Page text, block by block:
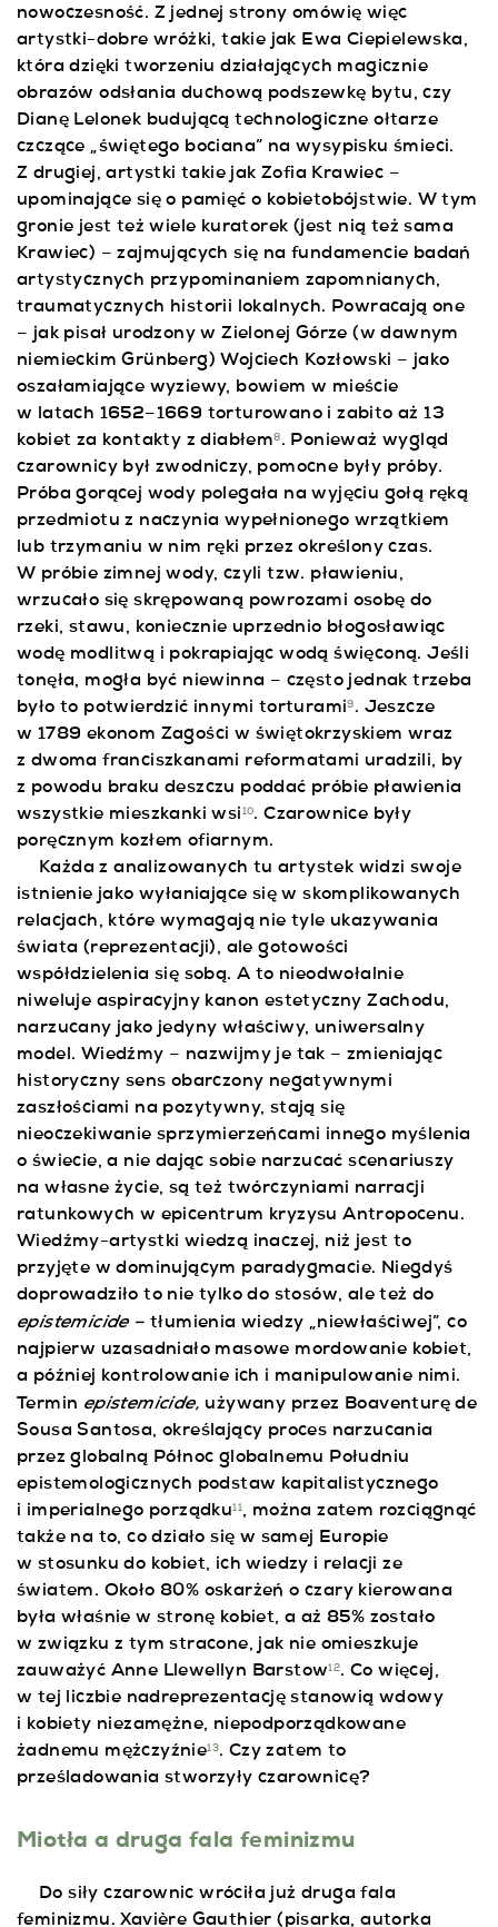
nowoczesność. Z jednej strony omówię więc
artystki-dobre wróżki, takie jak Ewa Ciepielewska,
która dzięki tworzeniu działających magicznie
obrazów odsłania duchową podszewkę bytu, czy
Dianę Lelonek budującą technologiczne ołtarze
czczące „świętego bociana” na wysypisku śmieci.
Z drugiej, artystki takie jak Zofia Krawiec –
upominające się o pamięć o kobietobójstwie. W tym
gronie jest też wiele kuratorek (jest nią też sama
Krawiec) – zajmujących się na fundamencie badań
artystycznych przypominaniem zapomnianych,
traumatycznych historii lokalnych. Powracają one
– jak pisał urodzony w Zielonej Górze (w dawnym
niemieckim Grünberg) Wojciech Kozłowski – jako
oszałamiające wyziewy, bowiem w mieście
w latach 1652–1669 torturowano i zabito aż 13
kobiet za kontakty z diabłem8 . Ponieważ wygląd
czarownicy był zwodniczy, pomocne były próby.
Próba gorącej wody polegała na wyjęciu gołą ręką
przedmiotu z naczynia wypełnionego wrzątkiem
lub trzymaniu w nim ręki przez określony czas.
W próbie zimnej wody, czyli tzw. pławieniu,
wrzucało się skrępowaną powrozami osobę do
rzeki, stawu, koniecznie uprzednio błogosławiąc
wodę modlitwą i pokrapiając wodą święconą. Jeśli
tonęła, mogła być niewinna – często jednak trzeba
było to potwierdzić innymi torturami9 . Jeszcze
w 1789 ekonom Zagości w świętokrzyskiem wraz
z dwoma franciszkanami reformatami uradzili, by
z powodu braku deszczu poddać próbie pławienia
wszystkie mieszkanki wsi 10. Czarownice były
poręcznym kozłem ofiarnym.
Każda z analizowanych tu artystek widzi swoje
istnienie jako wyłaniające się w skomplikowanych
relacjach, które wymagają nie tyle ukazywania
świata (reprezentacji), ale gotowości
współdzielenia się sobą. A to nieodwołalnie
niweluje aspiracyjny kanon estetyczny Zachodu,
narzucany jako jedyny właściwy, uniwersalny
model. Wiedźmy – nazwijmy je tak – zmieniając
historyczny sens obarczony negatywnymi
zaszłościami na pozytywny, stają się
nieoczekiwanie sprzymierzeńcami innego myślenia
o świecie, a nie dając sobie narzucać scenariuszy
na własne życie, są też twórczyniami narracji
ratunkowych w epicentrum kryzysu Antropocenu.
Wiedźmy-artystki wiedzą inaczej, niż jest to
przyjęte w dominującym paradygmacie. Niegdyś
doprowadziło to nie tylko do stosów, ale też do
epistemicide – tłumienia wiedzy „niewłaściwej”, co
najpierw uzasadniało masowe mordowanie kobiet,
a później kontrolowanie ich i manipulowanie nimi.
Termin epistemicide, używany przez Boaventurę de
Sousa Santosa, określający proces narzucania
przez globalną Północ globalnemu Południu
epistemologicznych podstaw kapitalistycznego
i imperialnego porządku11, można zatem rozciągnąć
także na to, co działo się w samej Europie
w stosunku do kobiet, ich wiedzy i relacji ze
światem. Około 80% oskarżeń o czary kierowana
była właśnie w stronę kobiet, a aż 85% zostało
w związku z tym stracone, jak nie omieszkuje
zauważyć Anne Llewellyn Barstow12. Co więcej,
w tej liczbie nadreprezentację stanowią wdowy
i kobiety niezamężne, niepodporządkowane
żadnemu mężczyźnie13. Czy zatem to
prześladowania stworzyły czarownicę?
Miotła a druga fala feminizmu
Do siły czarownic wróciła już druga fala
feminizmu. Xavière Gauthier (pisarka, autorka